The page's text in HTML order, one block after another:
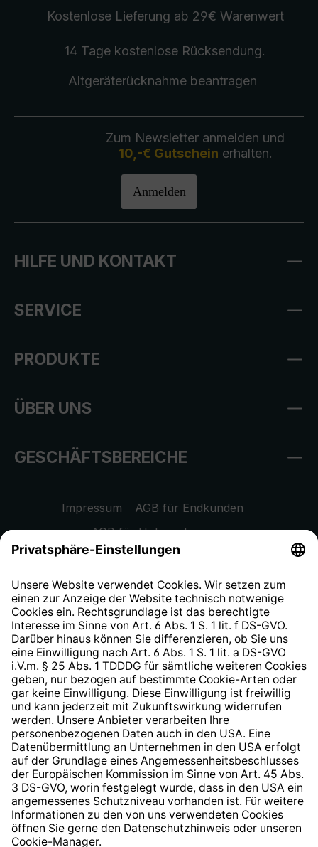
Kostenlose Lieferung ab 29€ Warenwert
14 Tage kostenlose Rücksendung.
Altgeräterücknahmebeantragen
Zum Newsletter anmelden und
10,-€ Gutschein erhalten.
Anmelden
HILFE UND KONTAKT
SERVICE
PRODUKTE
ÜBER UNS
GESCHÄFTSBEREICHE
Impressum
AGB für Endkunden
AGB für Unternehmen
Datenschutzhinweis
Widerrufsrecht
Hinweisgeberschutzsystem
Barrierefreiheit